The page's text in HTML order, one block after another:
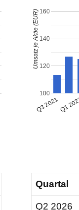
Q3 2021Q1
100
120
140
160
Umsatz je Aktie (EUR)
Quartal
Q2 2026